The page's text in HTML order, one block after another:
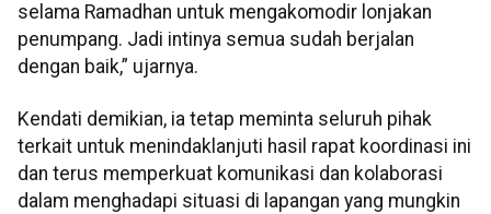
selama Ramadhan untuk mengakomodir lonjakan
penumpang. Jadi intinya semua sudah berjalan
dengan baik,” ujarnya.
Kendati demikian, ia tetap meminta seluruh pihak
terkait untuk menindaklanjuti hasil rapat koordinasi ini
dan terus memperkuat komunikasi dan kolaborasi
dalam menghadapi situasi di lapangan yang mungkin